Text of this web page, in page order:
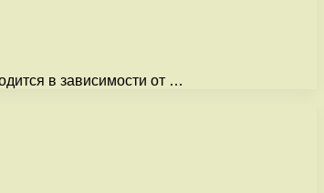
в зависимости от …